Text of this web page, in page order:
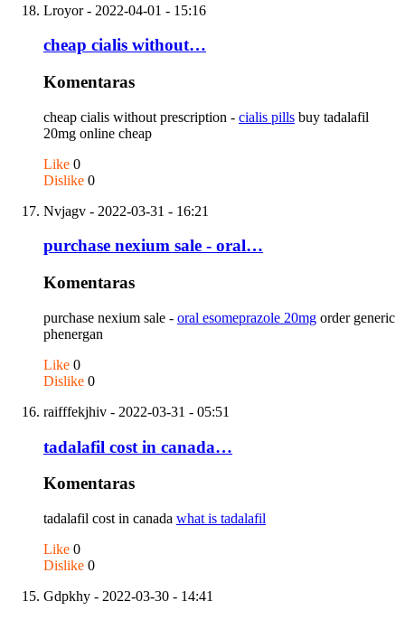
Lroyor- 2022-04-01 - 15:16
cheap cialis without…
Komentaras
cheap cialis without prescription - cialis pills buy tadalafil
20mg online cheap
Like 0
Dislike 0
Nvjagv - 2022-03-31 - 16:21
purchase nexium sale - oral…
Komentaras
purchase nexium sale - oral esomeprazole 20mg order generic
phenergan
Like 0
Dislike 0
raifffekjhiv - 2022-03-31 - 05:51
tadalafil cost in canada…
Komentaras
tadalafil cost in canada what is tadalafil
Like 0
Dislike 0
Gdpkhy - 2022-03-30 - 14:41